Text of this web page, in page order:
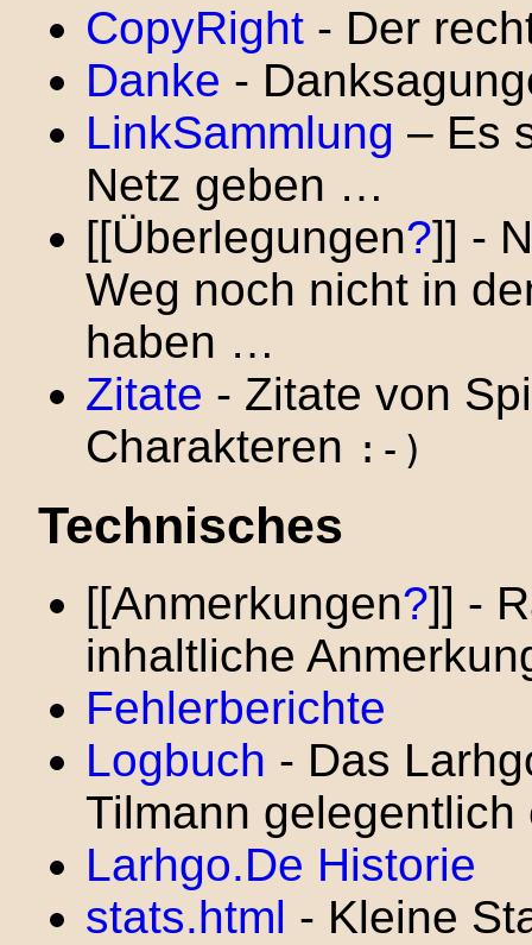
CopyRight - Der
Danke -
LinkSammlung – Es
Netz geben …
[[Überlegungen?]] -
Weg noch nicht in
haben …
Zitate - Zitate von
Charakteren :-)
Technisches
[[Anmerkungen?]] -
inhaltliche
Fehlerberichte
Logbuch - Das
Tilmann
Larhgo.De Historie
stats.html - Kleine